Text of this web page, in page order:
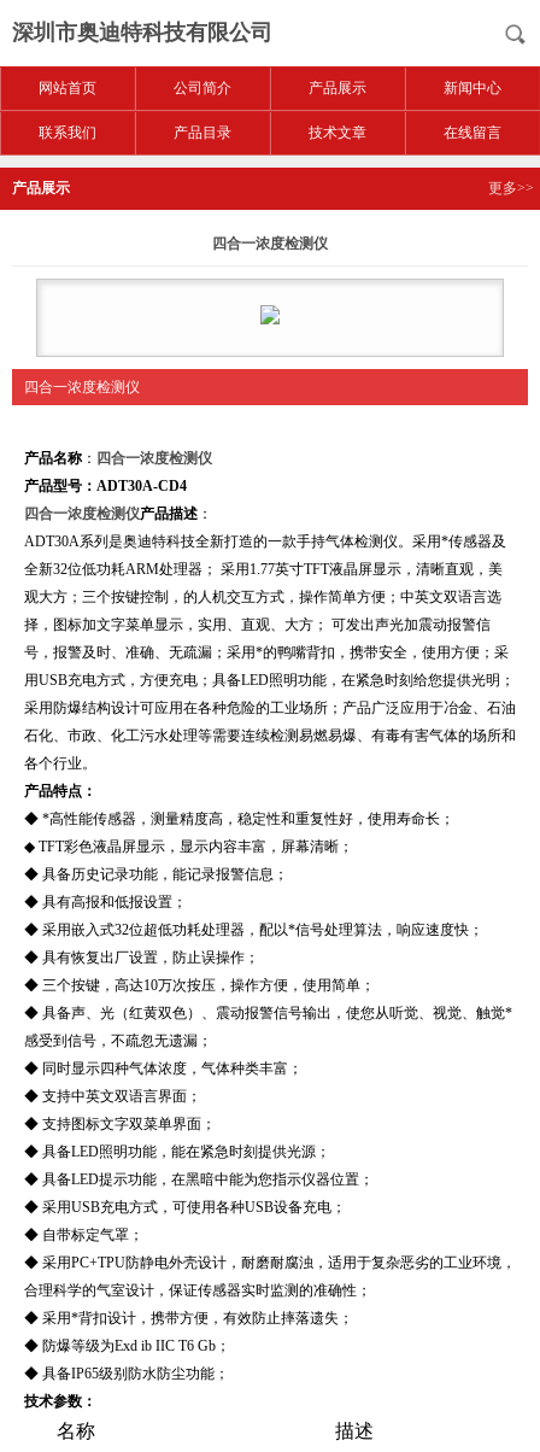
深圳市奥迪特科技有限公司
网站首页 公司简介 产品展示 新闻中心
联系我们 产品目录 技术文章 在线留言
产品展示 更多>>
四合一浓度检测仪
四合一浓度检测仪
产品名称 ： 四合一浓度检测仪
产品型号：ADT30A-CD4
四合一浓度检测仪产品描述 ：
ADT30A系列是奥迪特科技全新打造的一款手持气体检测仪。采用*传感器及
全新32位低功耗ARM处理器； 采用1.77英寸TFT液晶屏显示，清晰直观，美
观大方；三个按键控制，的人机交互方式，操作简单方便；中英文双语言选
择，图标加文字菜单显示，实用、直观、大方； 可发出声光加震动报警信
号，报警及时、准确、无疏漏；采用*的鸭嘴背扣，携带安全，使用方便；采
用USB充电方式，方便充电；具备LED照明功能，在紧急时刻给您提供光明；
采用防爆结构设计可应用在各种危险的工业场所；产品广泛应用于冶金、石油
石化、市政、化工污水处理等需要连续检测易燃易爆、有毒有害气体的场所和
各个行业。
产品特点：
◆ *高性能传感器，测量精度高，稳定性和重复性好，使用寿命长；
◆ TFT彩色液晶屏显示，显示内容丰富，屏幕清晰；
◆ 具备历史记录功能，能记录报警信息；
◆ 具有高报和低报设置；
◆ 采用嵌入式32位超低功耗处理器，配以*信号处理算法，响应速度快；
◆ 具有恢复出厂设置，防止误操作；
◆ 三个按键，高达10万次按压，操作方便，使用简单；
◆ 具备声、光（红黄双色）、震动报警信号输出，使您从听觉、视觉、触觉*
感受到信号，不疏忽无遗漏；
◆ 同时显示四种气体浓度，气体种类丰富；
◆ 支持中英文双语言界面；
◆ 支持图标文字双菜单界面；
◆ 具备LED照明功能，能在紧急时刻提供光源；
◆ 具备LED提示功能，在黑暗中能为您指示仪器位置；
◆ 采用USB充电方式，可使用各种USB设备充电；
◆ 自带标定气罩；
◆ 采用PC+TPU防静电外壳设计，耐磨耐腐浊，适用于复杂恶劣的工业环境，
合理科学的气室设计，保证传感器实时监测的准确性；
◆ 采用*背扣设计，携带方便，有效防止摔落遗失；
◆ 防爆等级为Exd ib IIC T6 Gb；
◆ 具备IP65级别防水防尘功能；
技术参数：
名称 描述